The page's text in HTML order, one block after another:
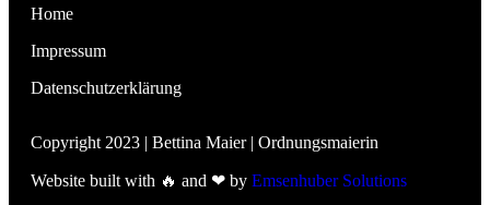
Home
Impressum
Datenschutzerklärung
Copyright 2023 | Bettina Maier | Ordnungsmaierin
Website built with 🔥 and ❤ by Emsenhuber Solutions